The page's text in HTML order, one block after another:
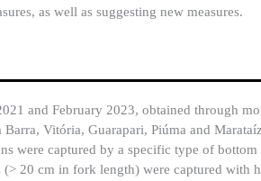
as well as suggesting new measures.
and February 2023, obtained through
Vitória, Guarapari, Piúma and
were captured by a specific type of
20 cm in fork length) were captured with